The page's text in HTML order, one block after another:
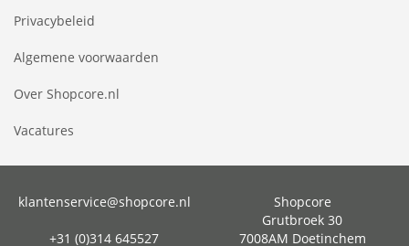
Privacybeleid
Algemene voorwaarden
Over Shopcore.nl
Vacatures
klantenservice@shopcore.nl
+31 (0)314 645527
Shopcore
Grutbroek 30
7008AM Doetinchem